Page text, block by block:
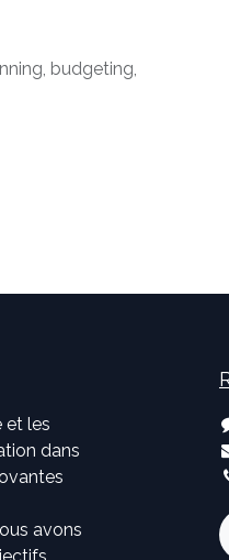
budgeting,
et les
dans
avons